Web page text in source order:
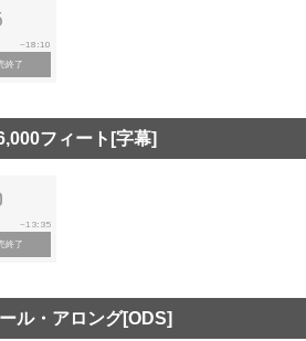
~18:10
終了
フィート[字幕]
~13:35
終了
ル・アロング[ODS]